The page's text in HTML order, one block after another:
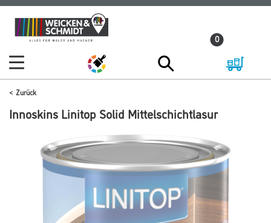
Zum
Inhalt
Zum
Navigationsmenü
0
Zurück
Innoskins Linitop Solid Mittelschichtlasur